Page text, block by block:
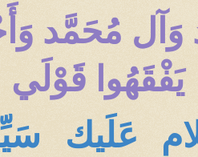
مُحَمَّد
يَفْقَهُوا قَوْلَي
عَلَيك